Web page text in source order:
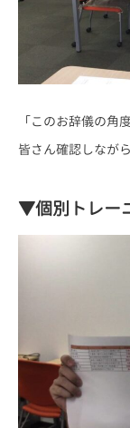
「このお辞儀の角
皆さん確認しなが
▼個別トレー